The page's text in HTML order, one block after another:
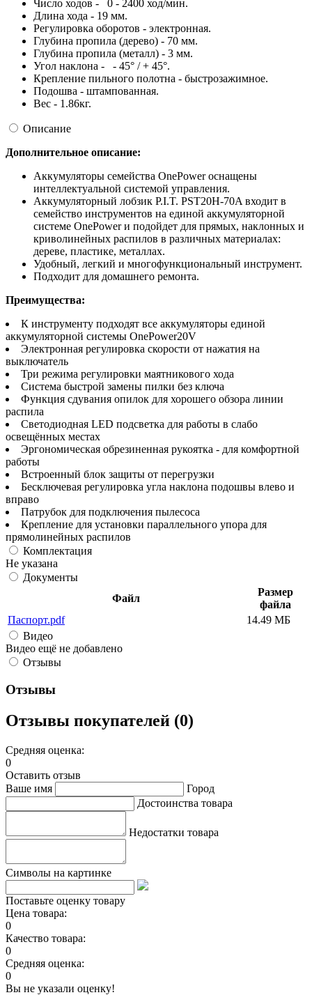
Число ходов - 0 - 2400 ход/мин.
Длина хода - 19 мм.
Регулировка оборотов - электронная.
Глубина пропила (дерево) - 70 мм.
Глубина пропила (металл) - 3 мм.
Угол наклона - - 45° / + 45°.
Крепление пильного полотна - быстрозажимное.
Подошва - штампованная.
Вес - 1.86кг.
Описание
Дополнительное описание:
Аккумуляторы семейства OnePower оснащены
интеллектуальной системой управления.
Аккумуляторный лобзик P.I.T. PST20H-70A входит в
семейство инструментов на единой аккумуляторной
системе OnePower и подойдет для прямых, наклонных и
криволинейных распилов в различных материалах:
дереве, пластике, металлах.
Удобный, легкий и многофункциональный инструмент.
Подходит для домашнего ремонта.
Преимущества:
К инструменту подходят все аккумуляторы единой
аккумуляторной системы OnePower20V
Электронная регулировка скорости от нажатия на
выключатель
Три режима регулировки маятникового хода
Система быстрой замены пилки без ключа
Функция сдувания опилок для хорошего обзора линии
распила
Светодиодная LED подсветка для работы в слабо
освещённых местах
Эргономическая обрезиненная рукоятка - для комфортной
работы
Встроенный блок защиты от перегрузки
Бесключевая регулировка угла наклона подошвы влево и
вправо
Патрубок для подключения пылесоса
Крепление для установки параллельного упора для
прямолинейных распилов
Комплектация
Не указана
Документы
Файл
Размер
файла
Паспорт.pdf
14.49 МБ
Видео
Видео ещё не добавлено
Отзывы
Отзывы
Отзывы покупателей (0)
Средняя оценка:
0
Оставить отзыв
Ваше имя
Город
Достоинства товара
Недостатки товара
Символы на картинке
Поставьте оценку товару
Цена товара:
0
Качество товара:
0
Средняя оценка:
0
Вы не указали оценку!